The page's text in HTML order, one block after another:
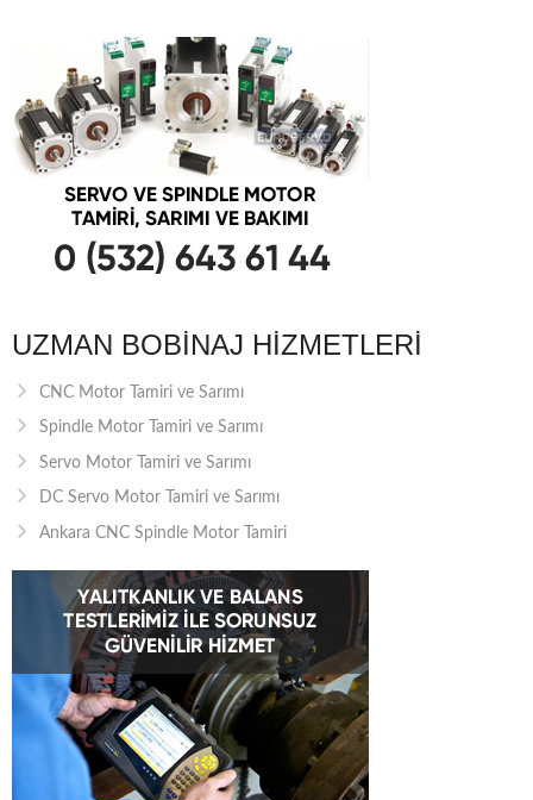
UZMAN BOBINAJ HIZMETLERI
CNC Motor Tamiri ve Sarımı
Spindle Motor Tamiri ve Sarımı
Servo Motor Tamiri ve Sarımı
DC Servo Motor Tamiri ve Sarımı
Ankara CNC Spindle Motor Tamiri